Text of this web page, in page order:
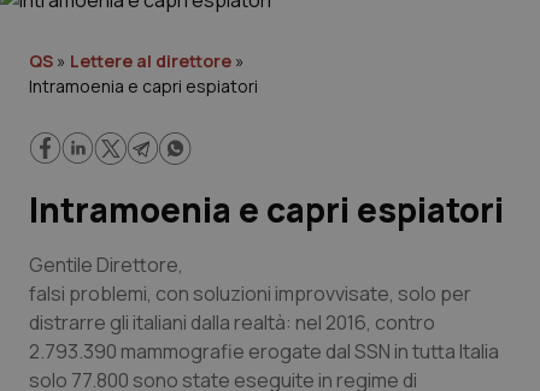
Cronache
Scienza e Farmaci
Studi e Analisi
QS » Lettere al direttore »
Intramoenia e capri espiatori
Intramoenia e capri espiatori
Gentile Direttore,
falsi problemi, con soluzioni improvvisate, solo per
distrarre gli italiani dalla realtà: nel 2016, contro
2.793.390 mammografie erogate dal SSN in tutta Italia
solo 77.800 sono state eseguite in regime di